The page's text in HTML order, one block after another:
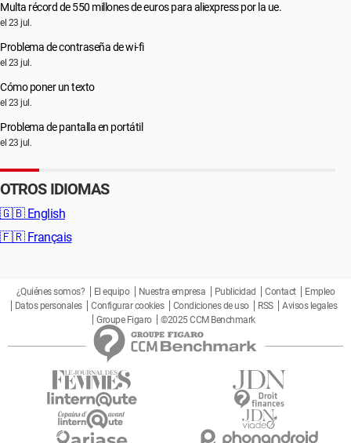
Multa récord de 550 millones de euros para aliexpress por la ue.
el 23 jul.
Problema de contraseña de wi-fi
el 23 jul.
Cómo poner un texto
el 23 jul.
Problema de pantalla en portátil
el 23 jul.
OTROS IDIOMAS
🇬🇧 English
🇫🇷 Français
¿Quiénes somos? El equipo Nuestra empresa Publicidad Contact
Empleo
Datos personales
Configurar cookies Condiciones de uso RSS
Avisos legales
Groupe Figaro
©2025 CCM Benchmark